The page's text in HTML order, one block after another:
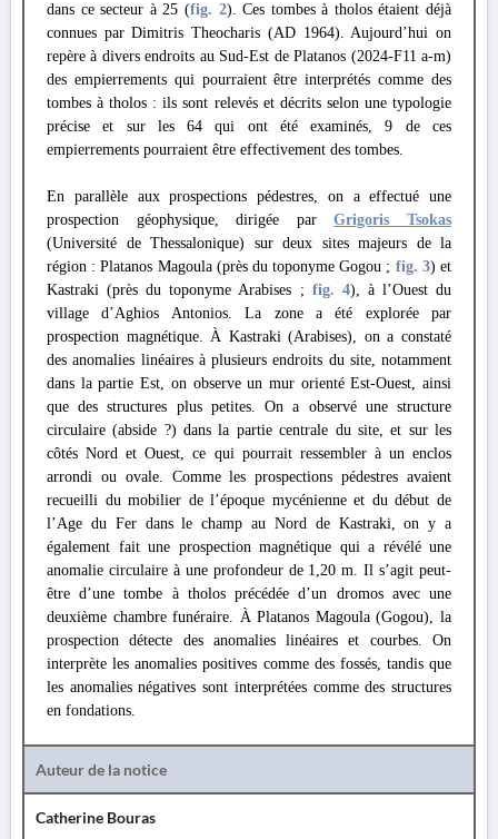
dans ce secteur à 25 (fig. 2). Ces tombes à tholos étaient déjà
connues par Dimitris Theocharis (AD 1964). Aujourd’hui on
repère à divers endroits au Sud-Est de Platanos (2024-F11 a-m)
des empierrements qui pourraient être interprétés comme des
tombes à tholos : ils sont relevés et décrits selon une typologie
précise et sur les 64 qui ont été examinés, 9 de ces
empierrements pourraient être effectivement des tombes.
En parallèle aux prospections pédestres, on a effectué une
prospection géophysique, dirigée parGrigoris Tsokas
(Université de Thessalonique) sur deux sites majeurs de la
région : Platanos Magoula (près du toponyme Gogou ; fig. 3) et
Kastraki (près du toponyme Arabises ; fig. 4), à l’Ouest du
village d’Aghios Antonios. La zone a été explorée par
prospection magnétique. À Kastraki (Arabises), on a constaté
des anomalies linéaires à plusieurs endroits du site, notamment
dans la partie Est, on observe un mur orienté Est-Ouest, ainsi
que des structures plus petites. On a observé une structure
circulaire (abside ?) dans la partie centrale du site, et sur les
côtés Nord et Ouest, ce qui pourrait ressembler à un enclos
arrondi ou ovale. Comme les prospections pédestres avaient
recueilli du mobilier de l’époque mycénienne et du début de
l’Age du Fer dans le champ au Nord de Kastraki, on y a
également fait une prospection magnétique qui a révélé une
anomalie circulaire à une profondeur de 1,20 m. Il s’agit peut-
être d’une tombe à tholos précédée d’un dromos avec une
deuxième chambre funéraire. À Platanos Magoula (Gogou), la
prospection détecte des anomalies linéaires et courbes. On
interprète les anomalies positives comme des fossés, tandis que
les anomalies négatives sont interprétées comme des structures
en fondations.
Auteur de la notice
Catherine Bouras